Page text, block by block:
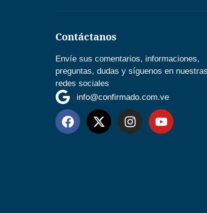
Contáctanos
Envíe sus comentarios, informaciones,
preguntas, dudas y síguenos en nuestras
redes sociales
info@confirmado.com.ve